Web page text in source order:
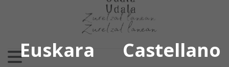
Euskara Castellano